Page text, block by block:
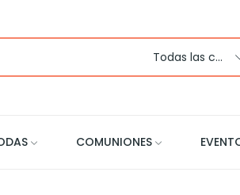
Todas las categorias
COMUNIONES